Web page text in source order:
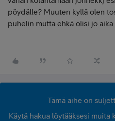
pöydälle? Muuten kyllä olen
puhelin mutta ehkä olisi jo
Tämä aihe on
Käytä hakua löytääksesi muita